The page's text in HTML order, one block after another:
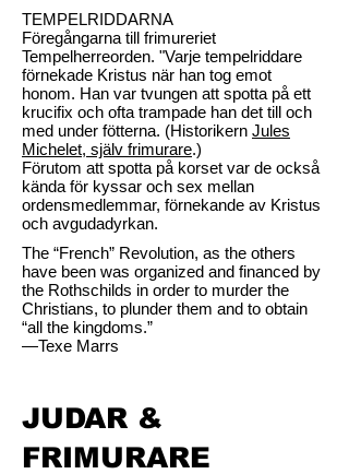
TEMPELRIDDARNA
Föregångarna till frimureriet
Tempelherreorden. "Varje tempelriddare
förnekade Kristus när han tog emot
honom. Han var tvungen att spotta på ett
krucifix och ofta trampade han det till och
med under fötterna. (Historikern Jules
Michelet, själv frimurare.)
Förutom att spotta på korset var de också
kända för kyssar och sex mellan
ordensmedlemmar, förnekande av Kristus
och avgudadyrkan.
The “French” Revolution, as the others
have been was organized and financed by
the Rothschilds in order to murder the
Christians, to plunder them and to obtain
“all the kingdoms.”
—Texe Marrs
JUDAR &
FRIMURARE